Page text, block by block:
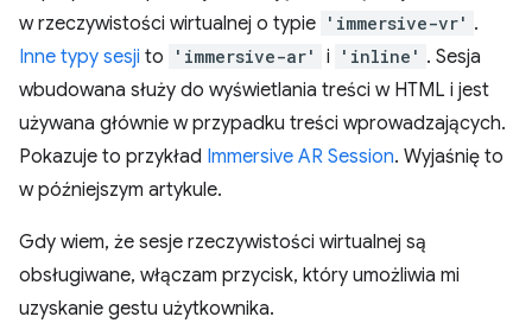
w rzeczywistości wirtualnej o typie 'immersive-vr' .
Inne typy sesji to 'immersive-ar' i 'inline' . Sesja
wbudowana służy do wyświetlania treści w HTML i jest
używana głównie w przypadku treści wprowadzających.
Pokazuje to przykład Immersive AR Session. Wyjaśnię to
w późniejszym artykule.
Gdy wiem, że sesje rzeczywistości wirtualnej są
obsługiwane, włączam przycisk, który umożliwia mi
uzyskanie gestu użytkownika.